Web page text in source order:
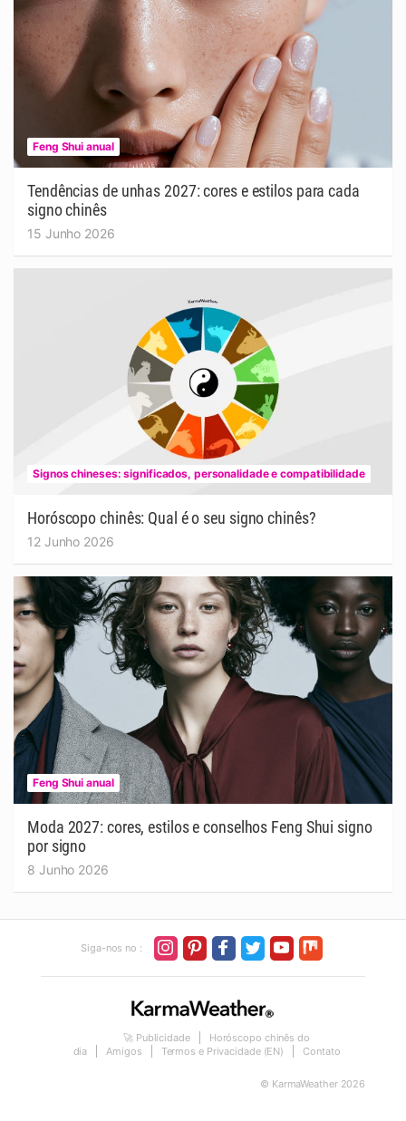
Feng Shui anual
Tendências de unhas 2027: cores e estilos para cada
signo chinês
15 Junho 2026
Signos chineses: significados, personalidade e compatibilidade
Horóscopo chinês: Qual é o seu signo chinês?
12 Junho 2026
Feng Shui anual
Moda 2027: cores, estilos e conselhos Feng Shui signo
por signo
8 Junho 2026
Siga-nos no :
🚀 Publicidade
Horóscopo chinês do
dia
Amigos Termos e Privacidade (EN) Contato
© KarmaWeather 2026